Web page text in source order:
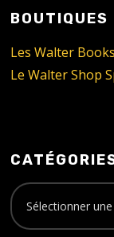
BOUTIQUES
Les Walter Books
Le Walter Shop